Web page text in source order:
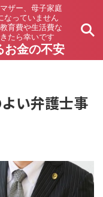
ザー、母子家庭
なっていません
育費や生活費な
たら幸いです
お金の不安
い弁護士事